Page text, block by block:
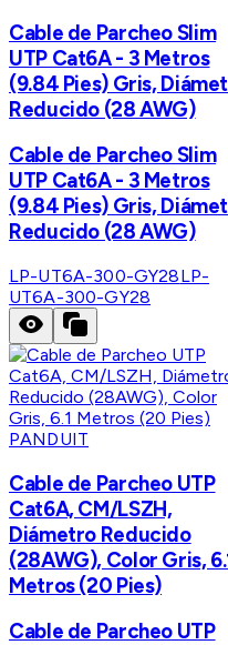
Cable de Parcheo Slim
UTP Cat6A - 3 Metros
(9.84 Pies) Gris,
Reducido (28 AWG)
Cable de Parcheo Slim
UTP Cat6A - 3 Metros
(9.84 Pies) Gris,
Reducido (28 AWG)
LP-UT6A-300-GY28LP-
UT6A-300-GY28
PANDUIT
Cable de Parcheo UTP
Cat6A, CM/LSZH,
Diámetro Reducido
(28AWG), Color Gris,
Metros (20 Pies)
Cable de Parcheo UTP